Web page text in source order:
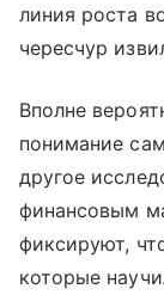
линия роста
чересчур
Вполне
понимание
другое
финансовым
фиксируют,
которые